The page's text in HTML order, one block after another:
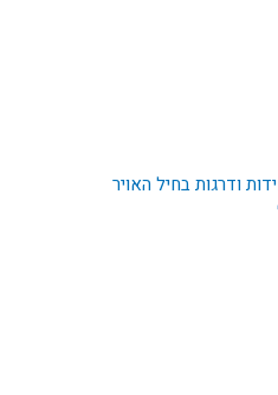
ודרגות בחיל האויר